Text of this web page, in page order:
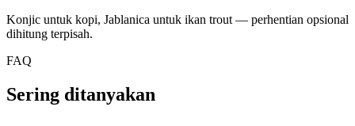
Konjic untuk kopi, Jablanica untuk ikan trout — perhentian opsional
dihitung terpisah.
FAQ
Sering ditanyakan